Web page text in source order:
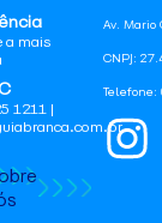
Av. Mario
CNPJ:
Telefone:
a mais
1211 |